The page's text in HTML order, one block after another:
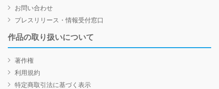
お問い合わせ
プレスリリース・情報受付窓口
作品の取り扱いについて
著作権
利用規約
特定商取引法に基づく表示